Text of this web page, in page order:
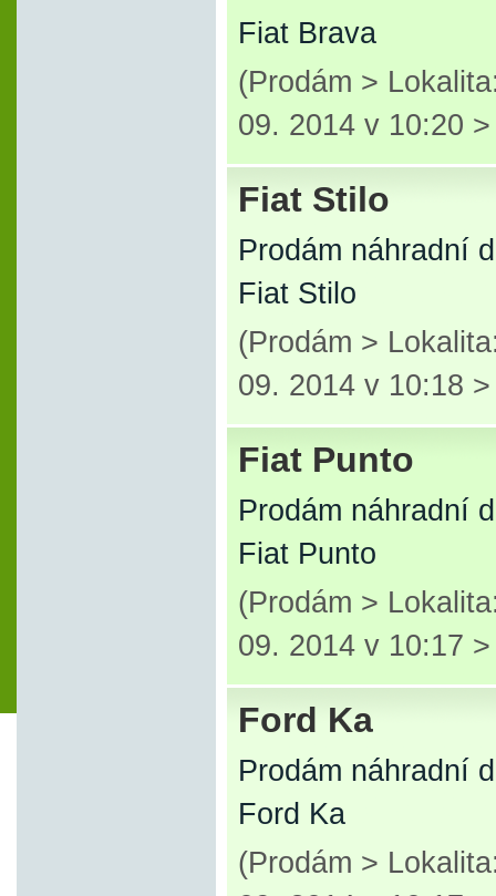
Fiat Brava
(Prodám >
09. 2014 v 10:20
Fiat Stilo
Prodám náhradní
Fiat Stilo
(Prodám >
09. 2014 v 10:18
Fiat Punto
Prodám náhradní
Fiat Punto
(Prodám >
09. 2014 v 10:17
Ford Ka
Prodám náhradní
Ford Ka
(Prodám >